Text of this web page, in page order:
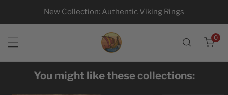
New Collection: Authentic Viking Rings
0
You might like these collections: